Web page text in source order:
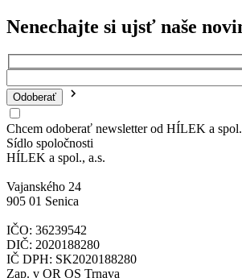
Nenechajte si ujsť naše
Chcem odoberať newsletter od HÍLEK a
Sídlo spoločnosti
HÍLEK a spol., a.s.
Vajanského 24
905 01 Senica
IČO: 36239542
DIČ: 2020188280
IČ DPH: SK2020188280
Zap. v OR OS Trnava